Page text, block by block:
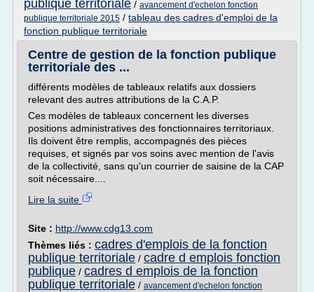
publique territoriale / avancement d'echelon fonction
publique territoriale 2015 / tableau des cadres d'emploi de la
fonction publique territoriale
Centre de gestion de la fonction publique
territoriale des ...
différents modèles de tableaux relatifs aux dossiers
relevant des autres attributions de la C.A.P.
Ces modèles de tableaux concernent les diverses
positions administratives des fonctionnaires territoriaux.
Ils doivent être remplis, accompagnés des pièces
requises, et signés par vos soins avec mention de l'avis
de la collectivité, sans qu'un courrier de saisine de la CAP
soit nécessaire....
Lire la suite
Site : http://www.cdg13.com
Thèmes liés : cadres d'emplois de la fonction
publique territoriale / cadre d emplois fonction
publique / cadres d emplois de la fonction
publique territoriale / avancement d'echelon fonction